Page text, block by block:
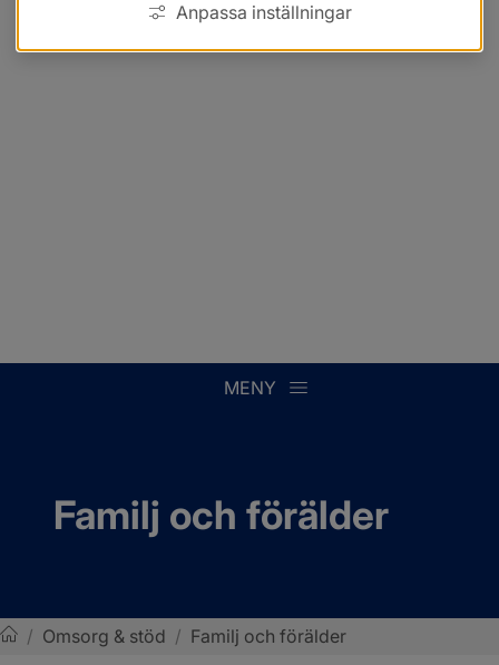
MENY
Familj och förälder
/ Omsorg & stöd / Familj och förälder
Anpassa inställningar